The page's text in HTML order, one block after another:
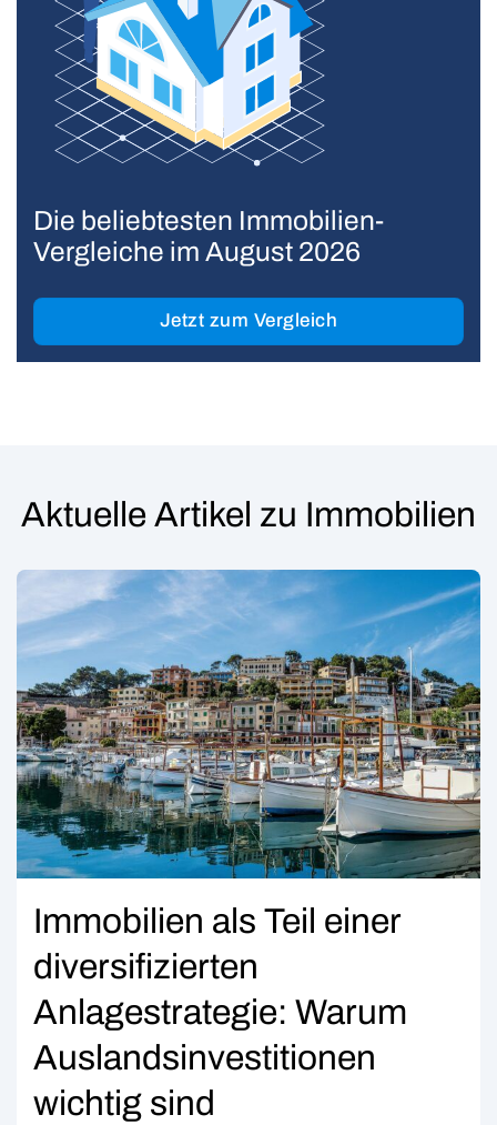
Die beliebtesten Immobilien-
Vergleiche im August 2026
Jetzt zum Vergleich
Aktuelle Artikel zu Immobilien
Immobilien als Teil einer
diversifizierten
Anlagestrategie: Warum
Auslandsinvestitionen
wichtig sind